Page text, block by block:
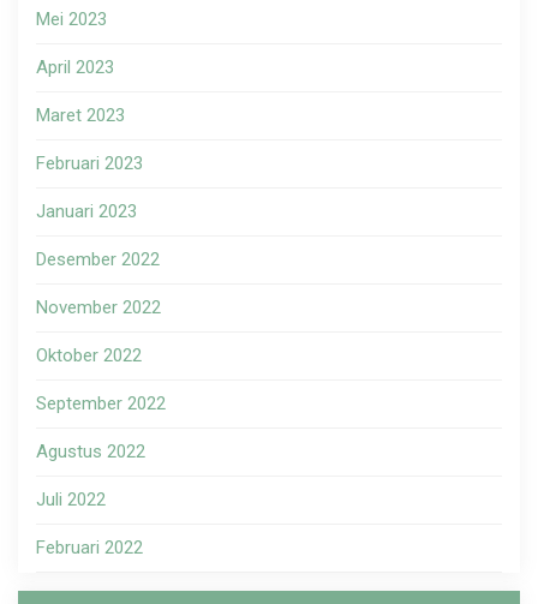
Mei 2023
April 2023
Maret 2023
Februari 2023
Januari 2023
Desember 2022
November 2022
Oktober 2022
September 2022
Agustus 2022
Juli 2022
Februari 2022